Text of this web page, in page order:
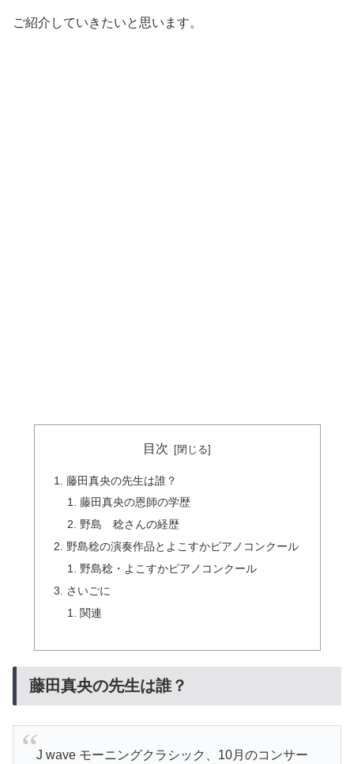
ご紹介していきたいと思います。
目次
藤田真央の先生は誰？
藤田真央の恩師の学歴
野島 稔さんの経歴
野島稔の演奏作品とよこすかピアノコンクール
野島稔・よこすかピアノコンクール
さいごに
関連
藤田真央の先生は誰？
J wave モーニングクラシック、10月のコンサー